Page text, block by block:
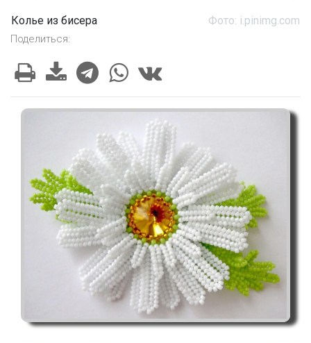
Колье из бисера Фото: i.pinimg.com
Поделиться: